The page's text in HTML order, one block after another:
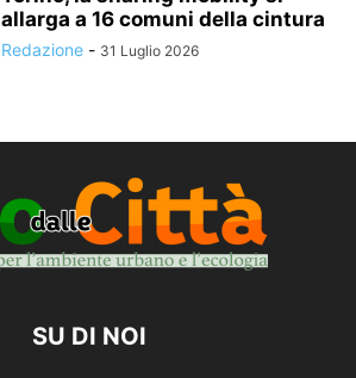
allarga a 16 comuni della cintura
Redazione - 31 Luglio 2026
SU DI NOI